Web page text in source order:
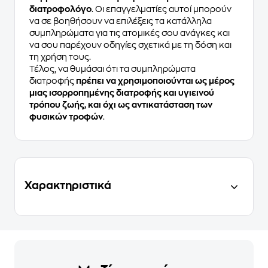
διατροφολόγο . Οι επαγγελματίες αυτοί μπορούν
να σε βοηθήσουν να επιλέξεις τα κατάλληλα
συμπληρώματα για τις ατομικές σου ανάγκες και
να σου παρέχουν οδηγίες σχετικά με τη δόση και
τη χρήση τους.
Τέλος, να θυμάσαι ότι τα συμπληρώματα
διατροφής πρέπει να χρησιμοποιούνται ως μέρος
μιας ισορροπημένης διατροφής και υγιεινού
τρόπου ζωής, και όχι ως αντικατάσταση των
φυσικών τροφών.
Χαρακτηριστικά